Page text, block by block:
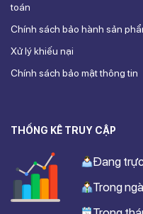
toán
Chính sách bảo hành sản
Xử lý khiếu nại
Chính sách bảo mật thông tin
THỐNG KÊ TRUY CẬP
Trong
Đang